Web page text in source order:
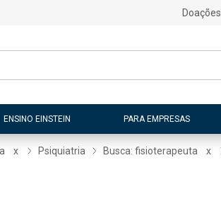
Doações
ENSINO EINSTEIN PARA EMPRESAS
x Psiquiatria Busca: fisioterapeuta x